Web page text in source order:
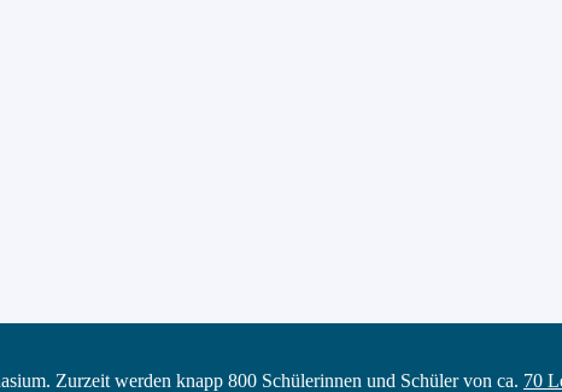
Zurzeit werden knapp 800 Schülerinnen und Schüler von ca. 70